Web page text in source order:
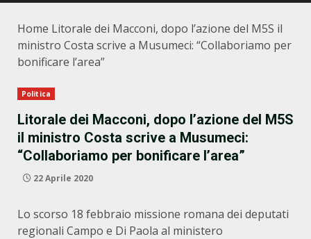
Home Litorale dei Macconi, dopo l’azione del M5S il
ministro Costa scrive a Musumeci: “Collaboriamo per
bonificare l’area”
Politica
Litorale dei Macconi, dopo l’azione del M5S
il ministro Costa scrive a Musumeci:
“Collaboriamo per bonificare l’area”
22 Aprile 2020
Lo scorso 18 febbraio missione romana dei deputati
regionali Campo e Di Paola al ministero